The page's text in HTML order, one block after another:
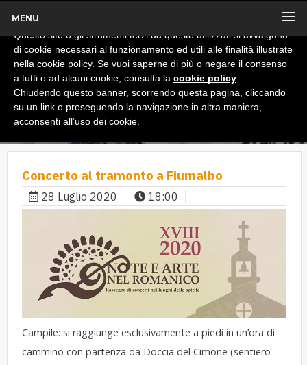
MENU
Concerto al tramonto a Fiumalbo
28 Luglio 2020 18:00
Campile: si raggiunge esclusivamente a piedi in un’ora di
cammino con partenza da Doccia del Cimone (sentiero
x
Informativa
Questo sito o gli strumenti terzi da questo utilizzati si avvalgono
di cookie necessari al funzionamento ed utili alle finalità illustrate
nella cookie policy. Se vuoi saperne di più o negare il consenso
a tutti o ad alcuni cookie, consulta la cookie policy
Chiudendo questo banner, scorrendo questa pagina, cliccando
su un link o proseguendo la navigazione in altra maniera,
acconsenti all’uso dei cookie.